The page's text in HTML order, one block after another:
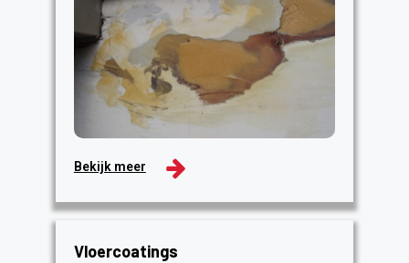
Bekijk meer
Vloercoatings